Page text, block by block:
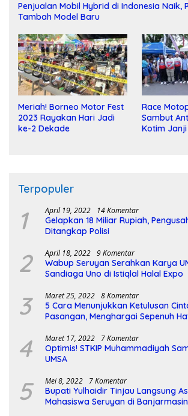
Penjualan Mobil Hybrid di Indonesia Naik,
Tambah Model Baru
Meriah! Borneo Motor Fest
2023 Rayakan Hari Jadi
ke-2 Dekade
Race
Sambut
Kotim
Terpopuler
1 April 19, 2022 14 Komentar
Gelapkan 18 Miliar Rupiah,
Ditangkap Polisi
2 April 18, 2022 9 Komentar
Wabup Seruyan Serahkan Karya
Sandiaga Uno di Istiqlal Halal Expo
3 Maret 25, 2022 8 Komentar
5 Cara Menunjukkan Ketulusan
Pasangan, Menghargai Sepenuh
4 Maret 17, 2022 7 Komentar
Optimis! STKIP Muhammadiyah
UMSA
5 Mei 8, 2022 7 Komentar
Bupati Yulhaidir Tinjau Langsung
Mahasiswa Seruyan di Banjarmasin